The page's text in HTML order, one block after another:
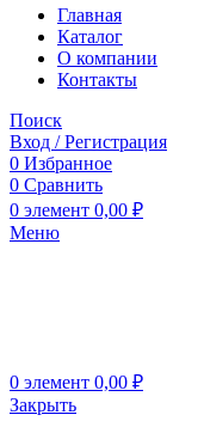
Главная
Каталог
О компании
Контакты
Поиск
Вход / Регистрация
0 Избранное
0 Сравнить
0 элемент 0,00 ₽
Меню
0 элемент 0,00 ₽
Закрыть